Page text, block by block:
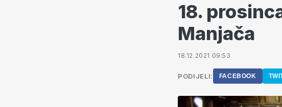
18.
Manjača
18.12.2021 09:53
PODIJELI: FACEBOOK